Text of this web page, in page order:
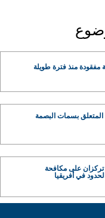
مفقودة منذ فترة طويلة
المتعلق بسمات البصمة
عمليتان في إطار برنامج STOP تركزان على مكافحة
في أفريقيا